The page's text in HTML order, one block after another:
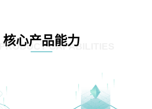
核心产品能力CAPABILITIES